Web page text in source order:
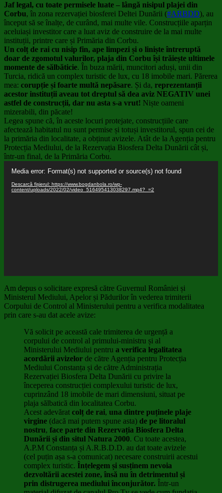
Jaf legal, cu toate permisele luate – lângă nisipul plajei din
Corbu, în zona rezervației biosferei Deltei Dunării (#ARBDD), au
început să se înalțe, de curând, mai multe vile. Construcțiile aparțin
aceluiași investitor care a luat aviz de construire de la mai multe
instituții, printre care și Primăria din Corbu.
Un colț de rai cu nisip fin, ape limpezi și o liniște întreruptă
doar de zgomotul valurilor, plaja din Corbu își trăiește ultimele
momente de sălbăticie. În buza mării, muncitori aduși, unii din
Turcia, ridică un complex turistic de lux, cu 18 imobile mari. Părerea
mea: corupție și foarte multă nepăsare. Și da, reprezentanții
acestor instituții aveau tot dreptul să dea aviz NEGATIV unei
astfel de construcții, dar nu asta s-a vrut! Niște oameni
mizerabili, din păcate!
Legea spune că, în aceste locuri protejate, construcțiile care
afectează habitatul nu sunt permise și totuși investitorul, spun cei de
la primăria din localitate, a obținut avizele. Atât de la Agenția pentru
Protecția Mediului, de la Rezervația Biosfera Delta Dunării cât și,
într-un final, de la Primăria Corbu.
video
Media error: Format(s) not supported or source(s) not found
Descarcă fișierul: https://www.bogdanbola.ro/wp-
content/uploads/2022/02/video_516495413038297.mp4?_=2
Am depus o solicitare expresă către Guvernul României și
Ministerul Mediului, Apelor și Pădurilor în vederea trimiterii
Corpului de Control al Ministerului pentru a verifica modalitatea
prin care s-au dat acele avize:
Vă solicit pe această cale trimiterea de urgență a
corpului de control al primului-ministru și al
Ministerului Mediului pentru a verifica legalitatea
acordării avizelor de către Agenția pentru Protecția
Mediului Constanța și de către Administrația
Rezervației Biosfera Delta Dunării cu privire la
începerea construcției complexului turistic de lux,
cuprinzând 18 imobile de mari dimensiuni, situat pe
plaja sălbatică din localitatea Corbu.
Acest adevărat colț de rai, una dintre puținele plaje
virgine (dacă mai putem spune asta) de pe litoralul
nostru, face parte din Rezervația Biosfera Delta
Dunării și din situl Natura 2000. Cu toate acestea,
A.P.M Constanța și A.R.B.D.D. au dat toate avizele
(cel puțin așa s-a comunicat) necesare construirii acestui
complex turistic. Înțelegem și susținem nevoia
dezvoltării acestei zone, însă nu în detrimentul și
prin distrugerea mediului înconjurător. Într-un